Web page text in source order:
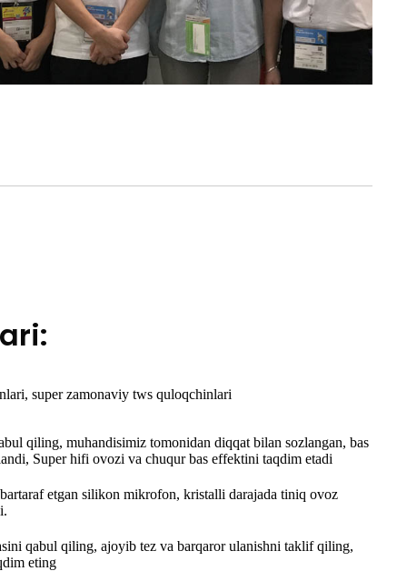
super zamonaviy tws quloqchinlari
qiling, muhandisimiz tomonidan diqqat bilan sozlangan, bas
Super hifi ovozi va chuqur bas effektini taqdim etadi
etgan silikon mikrofon, kristalli darajada tiniq ovoz
qabul qiling, ajoyib tez va barqaror ulanishni taklif qiling,
eting